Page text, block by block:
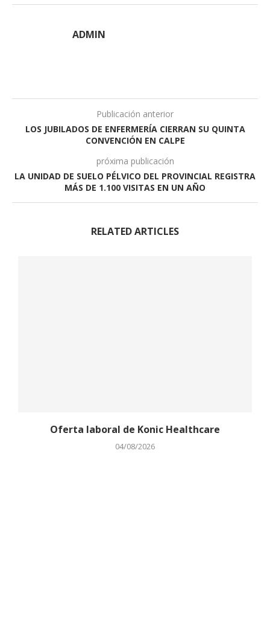
ADMIN
Publicación anterior
LOS JUBILADOS DE ENFERMERÍA CIERRAN SU QUINTA
CONVENCIÓN EN CALPE
próxima publicación
LA UNIDAD DE SUELO PÉLVICO DEL PROVINCIAL REGISTRA
MÁS DE 1.100 VISITAS EN UN AÑO
RELATED ARTICLES
Oferta laboral de Konic Healthcare
04/08/2026